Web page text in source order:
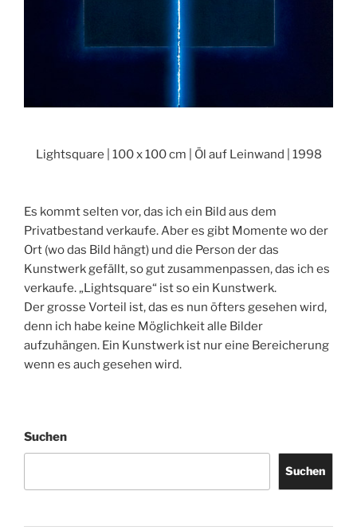
Lightsquare | 100 x 100 cm | Öl auf Leinwand | 1998
Es kommt selten vor, das ich ein Bild aus dem
Privatbestand verkaufe. Aber es gibt Momente wo der
Ort (wo das Bild hängt) und die Person der das
Kunstwerk gefällt, so gut zusammenpassen, das ich es
verkaufe. „Lightsquare“ ist so ein Kunstwerk.
Der grosse Vorteil ist, das es nun öfters gesehen wird,
denn ich habe keine Möglichkeit alle Bilder
aufzuhängen. Ein Kunstwerk ist nur eine Bereicherung
wenn es auch gesehen wird.
Suchen
Suchen